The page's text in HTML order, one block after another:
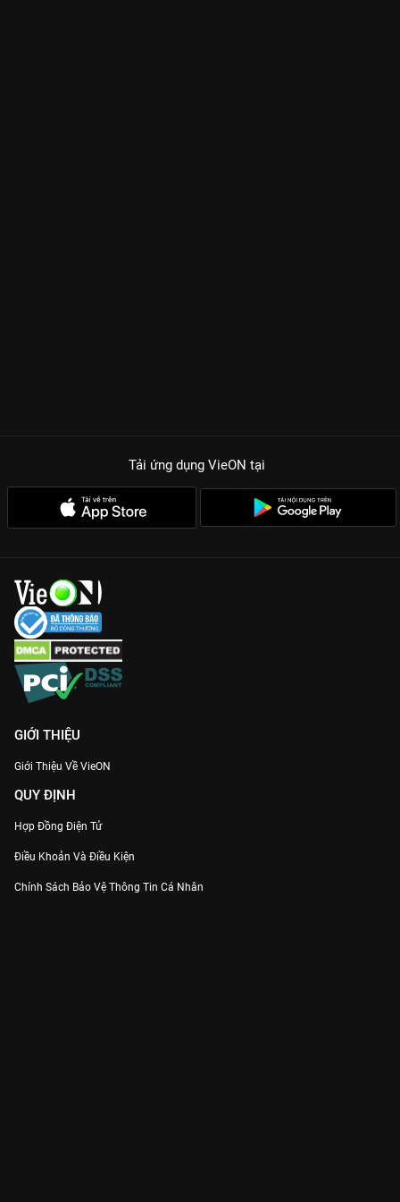
Tải ứng dụng VieON tại
GIỚI THIỆU
Giới Thiệu Về VieON
QUY ĐỊNH
Hợp Đồng Điện Tử
Điều Khoản Và Điều Kiện
Chính Sách Bảo Vệ Thông Tin Cá Nhân